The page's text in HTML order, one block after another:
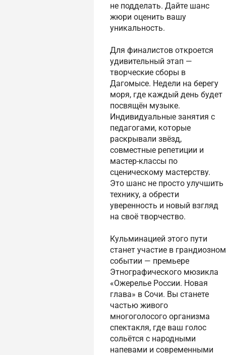
не подделать. Дайте шанс
жюри оценить вашу
уникальность.
Для финалистов откроется
удивительный этап —
творческие сборы в
Дагомысе. Недели на берегу
моря, где каждый день будет
посвящён музыке.
Индивидуальные занятия с
педагогами, которые
раскрывали звёзд,
совместные репетиции и
мастер-классы по
сценическому мастерству.
Это шанс не просто улучшить
технику, а обрести
уверенность и новый взгляд
на своё творчество.
Кульминацией этого пути
станет участие в грандиозном
событии — премьере
Этнографического мюзикла
«Ожерелье России. Новая
глава» в Сочи. Вы станете
частью живого
многоголосого организма
спектакля, где ваш голос
сольётся с народными
напевами и современными